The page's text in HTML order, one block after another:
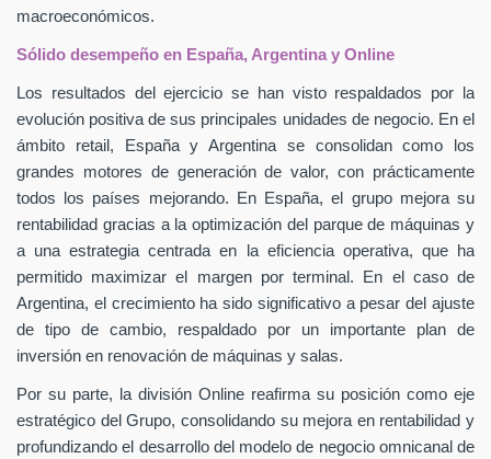
macroeconómicos.
Sólido desempeño en España, Argentina y Online
Los resultados del ejercicio se han visto respaldados por la
evolución positiva de sus principales unidades de negocio. En el
ámbito retail, España y Argentina se consolidan como los
grandes motores de generación de valor, con prácticamente
todos los países mejorando. En España, el grupo mejora su
rentabilidad gracias a la optimización del parque de máquinas y
a una estrategia centrada en la eficiencia operativa, que ha
permitido maximizar el margen por terminal. En el caso de
Argentina, el crecimiento ha sido significativo a pesar del ajuste
de tipo de cambio, respaldado por un importante plan de
inversión en renovación de máquinas y salas.
Por su parte, la división Online reafirma su posición como eje
estratégico del Grupo, consolidando su mejora en rentabilidad y
profundizando el desarrollo del modelo de negocio omnicanal de